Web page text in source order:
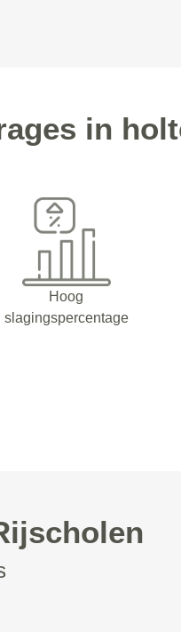
in
Hoog
slagingspercentage